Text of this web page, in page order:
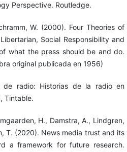
Perspective. Routledge.
W. (2000). Four Theories of
Social Responsibility and
what the press should be and do.
original publicada en 1956)
de radio: Historias de la radio en
Tintable.
H., Damstra, A., Lindgren,
T. (2020). News media trust and its
a framework for future research.